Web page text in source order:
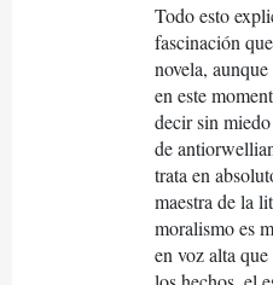
Todo esto
fascinación
novela,
en este
decir sin
de
trata en
maestra de la
moralismo es
en voz alta